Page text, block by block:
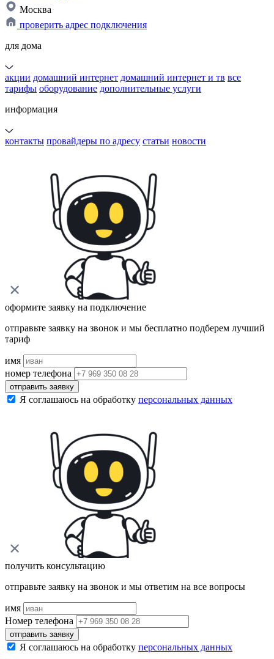
Москва
проверить адрес подключения
для дома
акции домашний интернет домашний интернет и тв все
тарифы оборудование дополнительные услуги
информация
контакты провайдеры по адресу статьи новости
оформите заявку на подключение
отправьте заявку на звонок и мы бесплатно подберем лучший
тариф
имя
номер телефона
отправить заявку
Я соглашаюсь на обработку персональных данных
получить консультацию
отправьте заявку на звонок и мы ответим на все вопросы
имя
Номер телефона
отправить заявку
Я соглашаюсь на обработку персональных данных